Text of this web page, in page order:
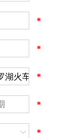
*
*
*
*
*